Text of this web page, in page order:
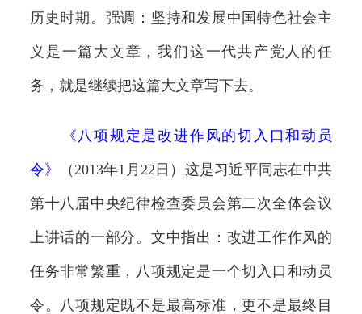
历史时期。强调：坚持和发展中国特色社会主
义是一篇大文章，我们这一代共产党人的任
务，就是继续把这篇大文章写下去。
《 八项规定是改进作风的切入口和动员
令》 （2013年1月22日）这是习近平同志在中共
第十八届中央纪律检查委员会第二次全体会议
上讲话的一部分。文中指出：改进工作作风的
任务非常繁重，八项规定是一个切入口和动员
令。八项规定既不是最高标准，更不是最终目